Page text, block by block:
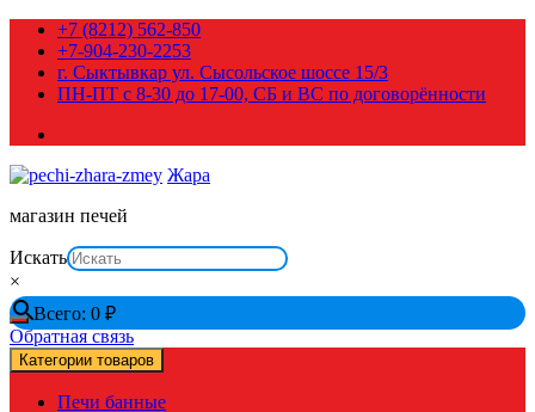
Перейти
содержимому
+7 (8212) 562-850
+7-904-230-2253
г. Сыктывкар ул. Сысольское шоссе 15/3
ПН-ПТ с 8-30 до 17-00, СБ и ВС по договорённости
Жара
магазин печей
Искать
×
Всего: 0 ₽
Обратная связь
Категории товаров
Печи банные